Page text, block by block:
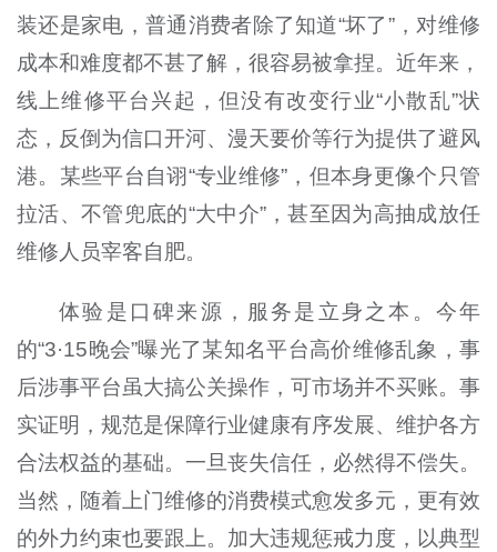
装还是家电，普通消费者除了知道“坏了”，对维修
成本和难度都不甚了解，很容易被拿捏。近年来，
线上维修平台兴起，但没有改变行业“小散乱”状
态，反倒为信口开河、漫天要价等行为提供了避风
港。某些平台自诩“专业维修”，但本身更像个只管
拉活、不管兜底的“大中介”，甚至因为高抽成放任
维修人员宰客自肥。
体验是口碑来源，服务是立身之本。今年
的“3·15晚会”曝光了某知名平台高价维修乱象，事
后涉事平台虽大搞公关操作，可市场并不买账。事
实证明，规范是保障行业健康有序发展、维护各方
合法权益的基础。一旦丧失信任，必然得不偿失。
当然，随着上门维修的消费模式愈发多元，更有效
的外力约束也要跟上。加大违规惩戒力度，以典型